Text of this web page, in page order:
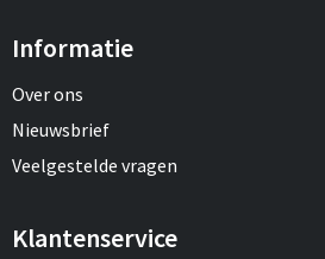
Informatie
Over ons
Nieuwsbrief
Veelgestelde vragen
Klantenservice